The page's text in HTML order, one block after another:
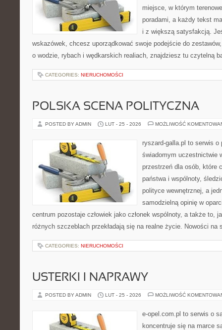
miejsce, w którym
poradami, a każdy tekst
i z większą satysfakcją.
wskazówek, chcesz uporządkować swoje podejście do
o wodzie, rybach i wędkarskich realiach, znajdziesz tu czytelną
CATEGORIES: NIERUCHOMOŚCI
POLSKA SCENA POLITYCZNA
POSTED BY ADMIN LUT - 25 - 2026 MOŻLIWOŚĆ
ryszard-galla.pl to serwis
świadomym uczestnictwie
przestrzeń dla osób, które
państwa i wspólnoty,
polityce wewnętrznej, a
samodzielną opinię w
centrum pozostaje człowiek jako członek wspólnoty, a także to,
różnych szczeblach przekładają się na realne życie. Nowości
CATEGORIES: NIERUCHOMOŚCI
USTERKI I NAPRAWY
POSTED BY ADMIN LUT - 25 - 2026 MOŻLIWOŚĆ
e-opel.com.pl to serwis o
koncentruje się na marce